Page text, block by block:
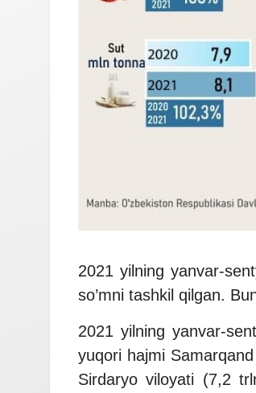
2021 yilning yanvar-
so’mni tashkil qilgan.
2021 yilning yanvar-
yuqori hajmi
Sirdaryo viloyati (7,2